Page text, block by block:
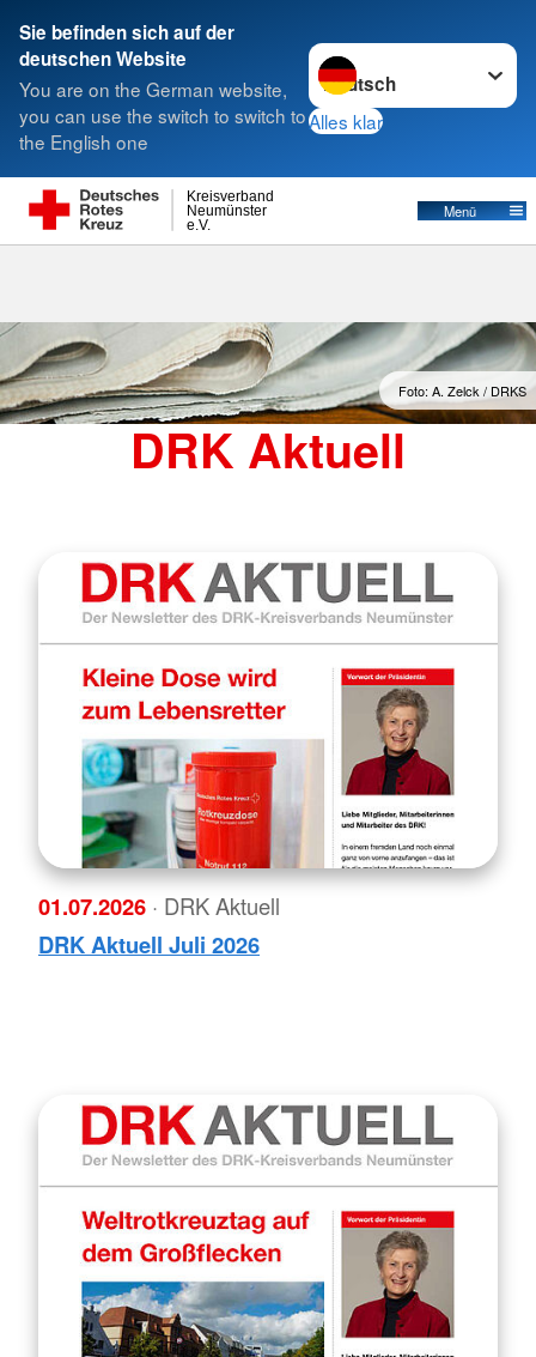
Sie befinden sich auf der
deutschen Website
You are on the German website,
you can use the switch to switch to
the English one
Sprache wechseln zu
Alles klar
e.V.
Neumünster
Kreisverband
Menü
Suche
DRK Aktuell
Foto: A. Zelck / DRKS
DRK Aktuell
01.07.2026 · DRK Aktuell
DRK Aktuell Juli 2026